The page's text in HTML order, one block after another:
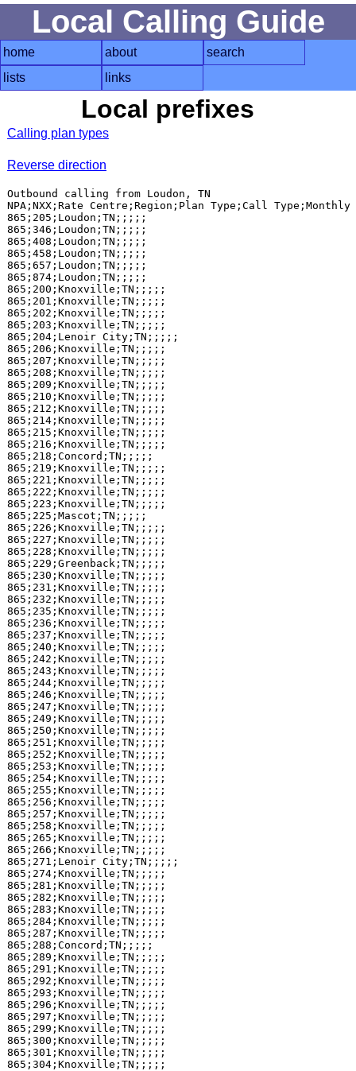
Local Calling Guide
home about
search
lists
links
Local prefixes
Calling plan types
Reverse direction
Outbound calling from Loudon, TN
NPA;NXX;Rate Centre;Region;Plan Type;Call
865;205;Loudon;TN;;;;;
865;346;Loudon;TN;;;;;
865;408;Loudon;TN;;;;;
865;458;Loudon;TN;;;;;
865;657;Loudon;TN;;;;;
865;874;Loudon;TN;;;;;
865;200;Knoxville;TN;;;;;
865;201;Knoxville;TN;;;;;
865;202;Knoxville;TN;;;;;
865;203;Knoxville;TN;;;;;
865;204;Lenoir City;TN;;;;;
865;206;Knoxville;TN;;;;;
865;207;Knoxville;TN;;;;;
865;208;Knoxville;TN;;;;;
865;209;Knoxville;TN;;;;;
865;210;Knoxville;TN;;;;;
865;212;Knoxville;TN;;;;;
865;214;Knoxville;TN;;;;;
865;215;Knoxville;TN;;;;;
865;216;Knoxville;TN;;;;;
865;218;Concord;TN;;;;;
865;219;Knoxville;TN;;;;;
865;221;Knoxville;TN;;;;;
865;222;Knoxville;TN;;;;;
865;223;Knoxville;TN;;;;;
865;225;Mascot;TN;;;;;
865;226;Knoxville;TN;;;;;
865;227;Knoxville;TN;;;;;
865;228;Knoxville;TN;;;;;
865;229;Greenback;TN;;;;;
865;230;Knoxville;TN;;;;;
865;231;Knoxville;TN;;;;;
865;232;Knoxville;TN;;;;;
865;235;Knoxville;TN;;;;;
865;236;Knoxville;TN;;;;;
865;237;Knoxville;TN;;;;;
865;240;Knoxville;TN;;;;;
865;242;Knoxville;TN;;;;;
865;243;Knoxville;TN;;;;;
865;244;Knoxville;TN;;;;;
865;246;Knoxville;TN;;;;;
865;247;Knoxville;TN;;;;;
865;249;Knoxville;TN;;;;;
865;250;Knoxville;TN;;;;;
865;251;Knoxville;TN;;;;;
865;252;Knoxville;TN;;;;;
865;253;Knoxville;TN;;;;;
865;254;Knoxville;TN;;;;;
865;255;Knoxville;TN;;;;;
865;256;Knoxville;TN;;;;;
865;257;Knoxville;TN;;;;;
865;258;Knoxville;TN;;;;;
865;265;Knoxville;TN;;;;;
865;266;Knoxville;TN;;;;;
865;271;Lenoir City;TN;;;;;
865;274;Knoxville;TN;;;;;
865;281;Knoxville;TN;;;;;
865;282;Knoxville;TN;;;;;
865;283;Knoxville;TN;;;;;
865;284;Knoxville;TN;;;;;
865;287;Knoxville;TN;;;;;
865;288;Concord;TN;;;;;
865;289;Knoxville;TN;;;;;
865;291;Knoxville;TN;;;;;
865;292;Knoxville;TN;;;;;
865;293;Knoxville;TN;;;;;
865;296;Knoxville;TN;;;;;
865;297;Knoxville;TN;;;;;
865;299;Knoxville;TN;;;;;
865;300;Knoxville;TN;;;;;
865;301;Knoxville;TN;;;;;
865;304;Knoxville;TN;;;;;